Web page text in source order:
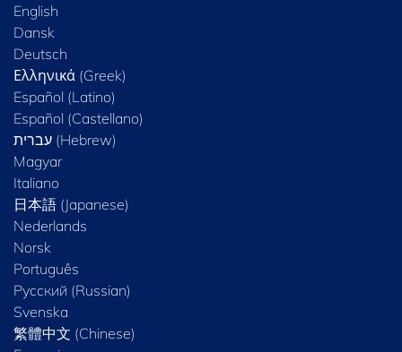
English
Dansk
Deutsch
Ελληνικά (Greek)
Español (Latino)
Español (Castellano)
Magyar
Italiano
日本語 (Japanese)
Nederlands
Norsk
Português
Русский (Russian)
Svenska
繁體中文 (Chinese)